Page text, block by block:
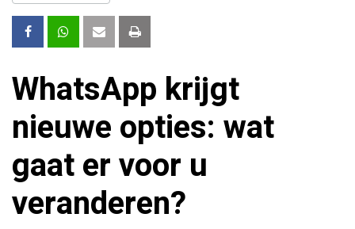
WhatsApp krijgt
nieuwe opties: wat
gaat er voor u
veranderen?